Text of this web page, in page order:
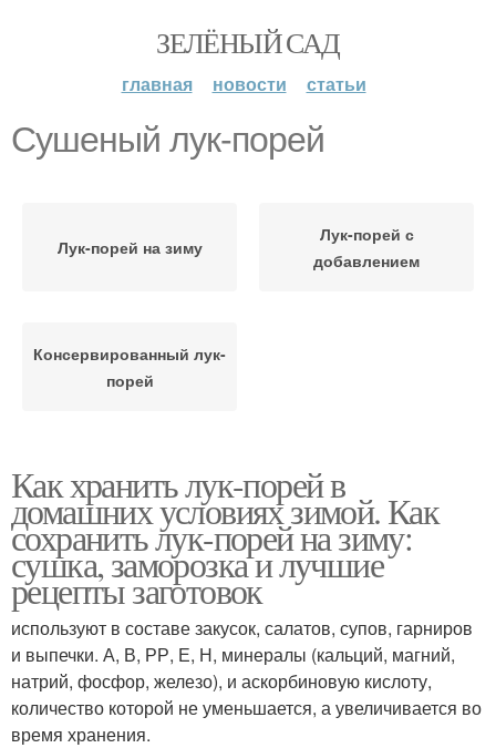
ЗЕЛЁНЫЙ САД
главная новости статьи
Сушеный лук-порей
Лук-порей на зиму
Лук-порей с
добавлением
Консервированный лук-
порей
Как хранить лук-порей в
домашних условиях зимой. Как
сохранить лук-порей на зиму:
сушка, заморозка и лучшие
рецепты заготовок
используют в составе закусок, салатов, супов, гарниров
и выпечки. А, В, РР, Е, Н, минералы (кальций, магний,
натрий, фосфор, железо), и аскорбиновую кислоту,
количество которой не уменьшается, а увеличивается во
время хранения.